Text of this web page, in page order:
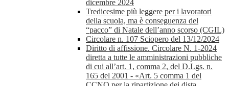
dicembre 2024
Tredicesime più leggere per i lavoratori
della scuola, ma è conseguenza del
“pacco” di Natale dell’anno scorso (CGIL)
Circolare n. 107 Sciopero del 13/12/2024
Diritto di affissione. Circolare N. 1-2024
diretta a tutte le amministrazioni pubbliche
di cui all’art. 1, comma 2, del D.Lgs. n.
165 del 2001 - «Art. 5 comma 1 del